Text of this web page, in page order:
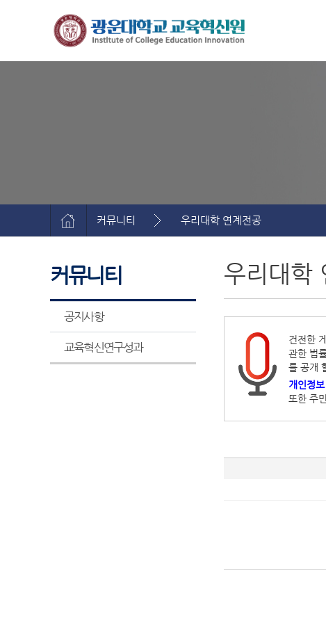
커뮤니티 우리대학 연계전공
커뮤니티
공지사항
교육혁신연구성과
우리대학
건전한
관한 법
를 공개
개인정
또한 주